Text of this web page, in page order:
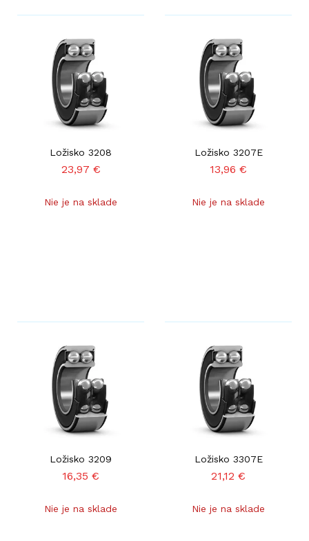
Ložisko 3208
23,97 €
Nie je na sklade
Ložisko 3207E
13,96 €
Nie je na sklade
Ložisko 3209
16,35 €
Nie je na sklade
Ložisko 3307E
21,12 €
Nie je na sklade